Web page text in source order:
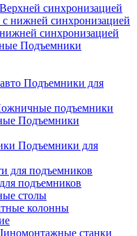
синхронизацией
синхронизацией
Подъемники
Подъемники для
подъемники
Подъемники
Подъемники для
подъемников
столы
колонны
станки